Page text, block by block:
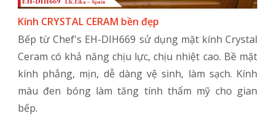
Kính CRYSTAL CERAM bền đẹp
Bếp từ Chef's EH-DIH669 sử dụng mặt kính Crystal
Ceram có khả năng chịu lực, chịu nhiệt cao. Bề mặt
kính phẳng, mịn, dễ dàng vệ sinh, làm sạch. Kính
màu đen bóng làm tăng tính thẩm mỹ cho gian
bếp.